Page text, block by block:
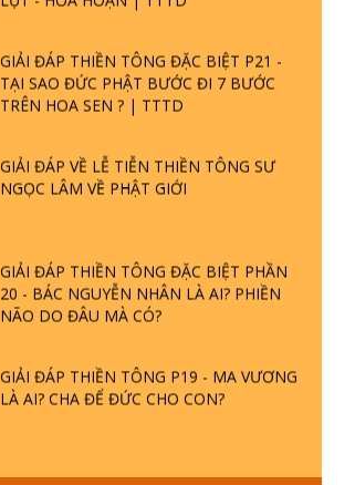
GIẢI ĐÁP THIỀN TÔNG ĐẶC BIỆT P21 -
TẠI SAO ĐỨC PHẬT BƯỚC ĐI 7 BƯỚC
TRÊN HOA SEN ? | TTTD
GIẢI ĐÁP VỀ LỄ TIỄN THIỀN TÔNG SƯ
NGỌC LÂM VỀ PHẬT GIỚI
GIẢI ĐÁP THIỀN TÔNG ĐẶC BIỆT PHẦN
20 - BÁC NGUYỄN NHÂN LÀ AI? PHIỀN
NÃO DO ĐÂU MÀ CÓ?
GIẢI ĐÁP THIỀN TÔNG P19 - MA VƯƠNG
LÀ AI? CHA ĐỂ ĐỨC CHO CON?